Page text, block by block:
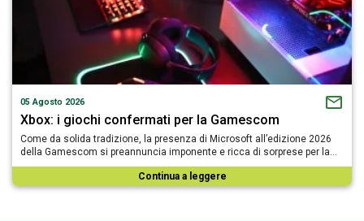
05 Agosto 2026
Xbox: i giochi confermati per la Gamescom
Come da solida tradizione, la presenza di Microsoft all’edizione 2026
della Gamescom si preannuncia imponente e ricca di sorprese per la…
Continua a leggere